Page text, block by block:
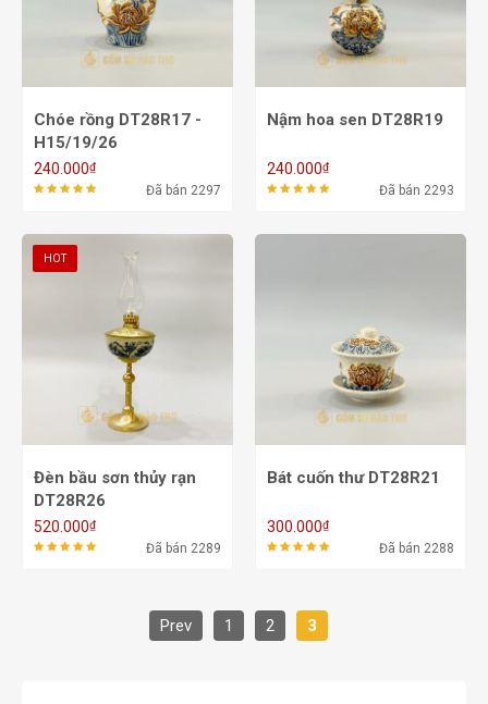
Chóe rồng DT28R17 -
H15/19/26
240.000₫
Đã bán 2297
Nậm hoa sen DT28R19
240.000₫
Đã bán 2293
HOT
Đèn bầu sơn thủy rạn
DT28R26
520.000₫
Đã bán 2289
Bát cuốn thư DT28R21
300.000₫
Đã bán 2288
Prev 1 2 3